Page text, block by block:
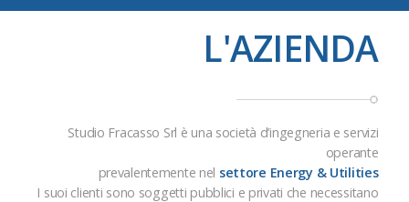
L'AZIENDA
Studio Fracasso Srl è una società d’ingegneria e servizi
operante
prevalentemente nel settore Energy & Utilities
I suoi clienti sono soggetti pubblici e privati che necessitano